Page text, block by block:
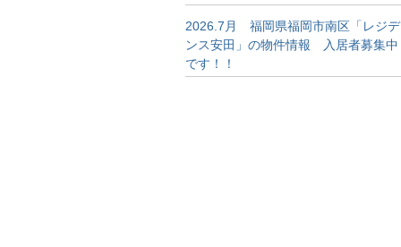
2026.7月 福岡県福岡市南区「レジデ
ンス安田」の物件情報 入居者募集中
です！！